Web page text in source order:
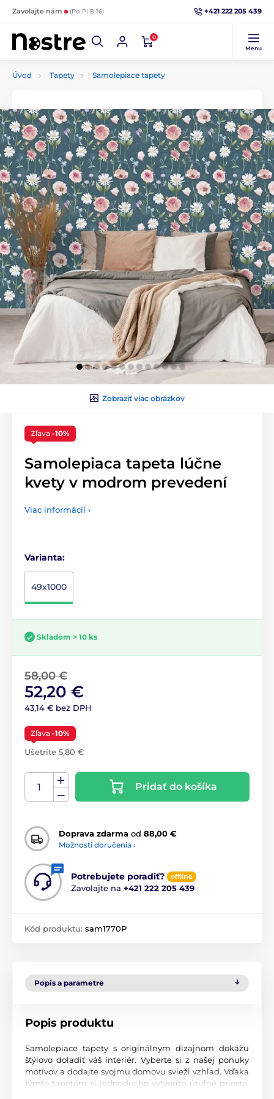
Zavolajte nám (Po-Pi 8-16) +421 222 205 439
0
Menu
Úvod Tapety Samolepiace tapety
Zobraziť viac obrázkov
Zľava -10%
Samolepiaca tapeta lúčne
kvety v modrom prevedení
Viac informácií ›
Varianta:
49x1000
Skladom > 10 ks
58,00 €
52,20 €
43,14 € bez DPH
Zľava -10%
Ušetríte 5,80 €
Pridať do košíka
Doprava zdarma od 88,00 €
Možnosti doručenia ›
Potrebujete poradiť? offline
Zavolajte na +421 222 205 439
Kód produktu: sam1770P
Popis a parametre
Popis produktu
Samolepiace tapety s originálnym dizajnom dokážu
štýlovo doladiť váš interiér. Vyberte si z našej ponuky
motívov a dodajte svojmu domovu svieži vzhľad. Vďaka
týmto tapetám si jednoducho vytvoríte útulné miesto,